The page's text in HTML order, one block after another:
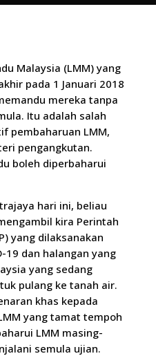
Malaysia (LMM) yang
pada 1 Januari 2018
mereka tanpa
Itu adalah salah
pembaharuan LMM,
pengangkutan.
boleh diperbaharui
hari ini, beliau
kira Perintah
yang dilaksanakan
19 dan halangan yang
yang sedang
pulang ke tanah air.
khas kepada
yang tamat tempoh
LMM masing-
semula ujian.